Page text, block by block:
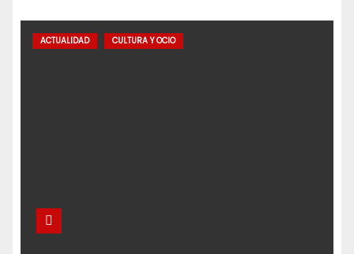
ACTUALIDAD CULTURA Y OCIO